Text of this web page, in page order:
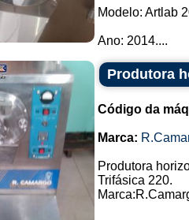
Modelo: Artlab
Ano: 2014....
Produtora
Código da
Marca:
Produtora
Trifásica 220.